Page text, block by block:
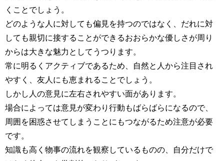
くことでしょう。
どのような人に対しても偏見を持つのではなく、だれに対
しても親切に接することができるおおらかな優しさが周り
からは大きな魅力としてうつります。
常に明るくアクティブであるため、自然と人から注目され
やすく、友人にも恵まれることでしょう。
しかし人の意見に左右されやすい面があります。
場合によっては意見が変わり行動もばらばらになるので、
周囲を困惑させてしまうことにもつながるため注意が必要
です。
知識も高く物事の流れを観察しているものの、自分だけで